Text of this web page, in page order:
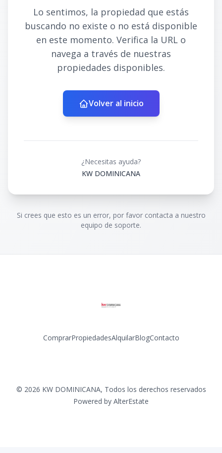
Lo sentimos, la propiedad que estás
buscando no existe o no está disponible
en este momento. Verifica la URL o
navega a través de nuestras
propiedades disponibles.
Volver al inicio
¿Necesitas ayuda?
KW DOMINICANA
Si crees que esto es un error, por favor contacta a nuestro
equipo de soporte.
ComprarPropiedadesAlquilarBlogContacto
© 2026 KW DOMINICANA, Todos los derechos reservados
Powered by AlterEstate